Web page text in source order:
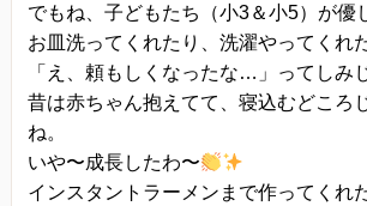
でもね、子どもたち（小3＆小5）が優
お皿洗ってくれたり、洗濯やってくれ
「え、頼もしくなったな…」ってしみ
昔は赤ちゃん抱えてて、寝込むどころ
ね。
いや〜成長したわ〜
インスタントラーメンまで作ってくれ